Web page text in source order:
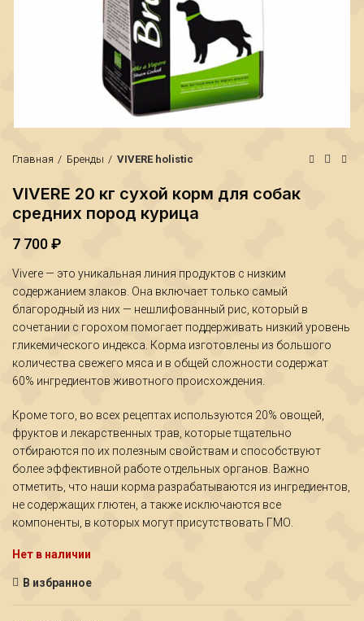
Главная Бренды VIVERE holistic
VIVERE 20 кг сухой корм для собак
средних пород курица
7 700₽
Vivere — это уникальная линия продуктов с низким
содержанием злаков. Она включает только самый
благородный из них — нешлифованный рис, который в
сочетании с горохом помогает поддерживать низкий уровень
гликемического индекса. Корма изготовлены из большого
количества свежего мяса и в общей сложности содержат
60% ингредиентов животного происхождения.
Кроме того, во всех рецептах используются 20% овощей,
фруктов и лекарственных трав, которые тщательно
отбираются по их полезным свойствам и способствуют
более эффективной работе отдельных органов. Важно
отметить, что наши корма разрабатываются из ингредиентов,
не содержащих глютен, а также исключаются все
компоненты, в которых могут присутствовать ГМО.
Нет в наличии
В избранное